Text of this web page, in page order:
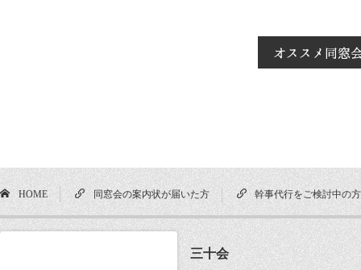
HOME 同窓会の案内状が届いた方 幹事代行をご検討中の方
三十会